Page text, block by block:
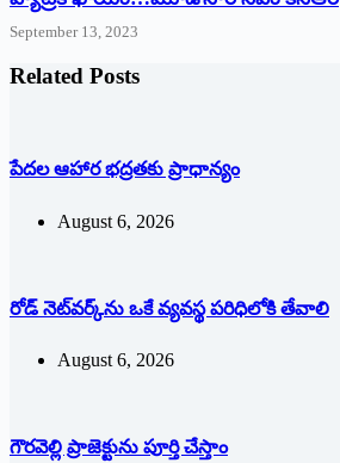
September 13, 2023
Related Posts
పేదల ఆహార భద్రతకు ప్రాధాన్యం
August 6, 2026
రోడ్ నెట్‌వర్క్‌ను ఒకే వ్య‌వ‌స్థ ప‌రిధిలోకి తేవాలి
August 6, 2026
గౌరవెల్లి ప్రాజెక్టును పూర్తి చేస్తాం